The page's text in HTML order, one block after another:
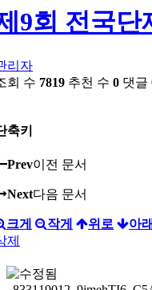
9회 전국단
리자
회 수 7819 추천 수 0 댓글
축키
Prev이전 문서
Next다음 문서
크게 작게 위로 아
제